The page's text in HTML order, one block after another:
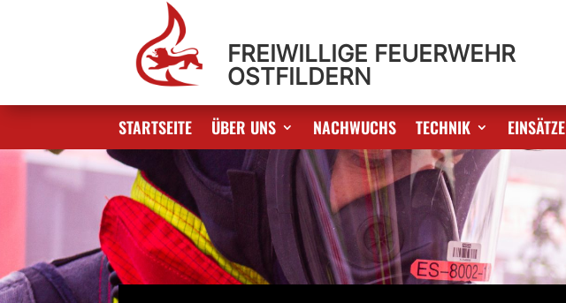
FREIWILLIGE FEUERWEHR
OSTFILDERN
STARTSEITE ÜBER UNS NACHWUCHS TECHNIK EINSÄTZE